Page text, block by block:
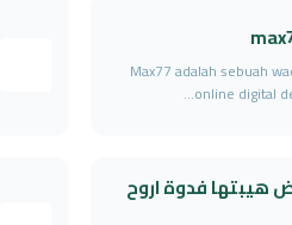
Max77 adalah sebuah
online digital
هيبتها فدوة اروح